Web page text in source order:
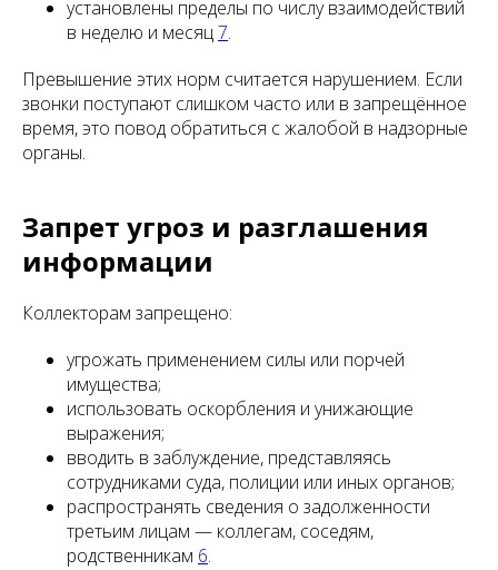
установлены пределы по числу взаимодействий
в неделю и месяц7.
Превышение этих норм считается нарушением. Если
звонки поступают слишком часто или в запрещённое
время, это повод обратиться с жалобой в надзорные
органы.
Запрет угроз и разглашения
информации
Коллекторам запрещено:
угрожать применением силы или порчей
имущества;
использовать оскорбления и унижающие
выражения;
вводить в заблуждение, представляясь
сотрудниками суда, полиции или иных органов;
распространять сведения о задолженности
третьим лицам — коллегам, соседям,
родственникам 6.